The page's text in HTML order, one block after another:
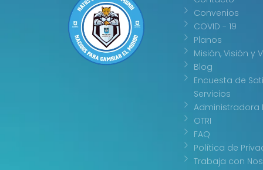
Convenios
COVID - 19
Planos
Misión, Visión y
Blog
Encuesta de
Servicios
Administradora
OTRI
FAQ
Política de
Trabaja con